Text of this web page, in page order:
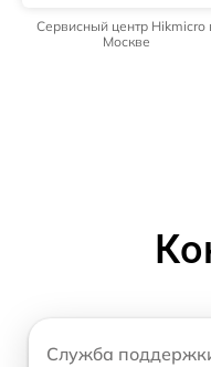
Сервисный центр Hikmicro
Москве
Служба